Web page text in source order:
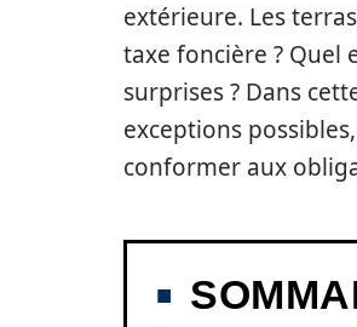
extérieure. Les
taxe foncière ? Quel
surprises ? Dans
exceptions
conformer aux